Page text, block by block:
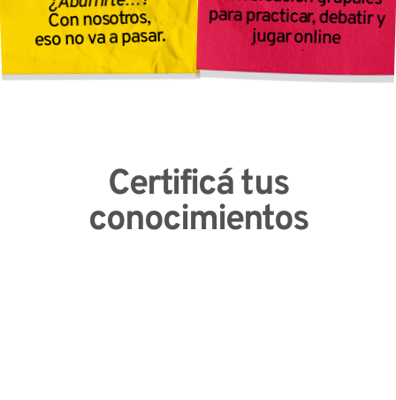
Con nosotros,
eso no va a pasar. jugar online
Certificá tus
conocimientos